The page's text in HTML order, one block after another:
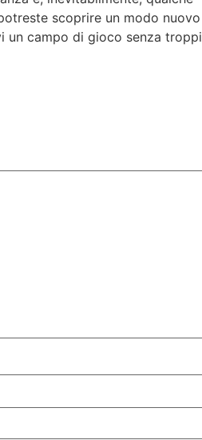
scoprire un modo nuovo
un campo di gioco senza troppi